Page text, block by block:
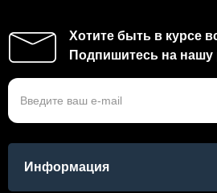
Хотите быть в курсе
Подпишитесь на нашу
Информация